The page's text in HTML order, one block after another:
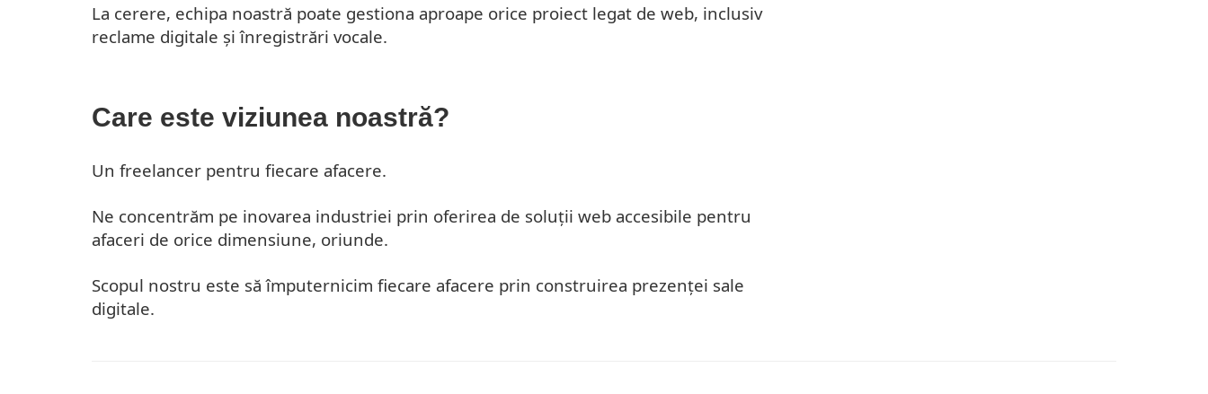
La cerere, echipa noastră poate gestiona aproape orice proiect legat de web, inclusiv
reclame digitale și înregistrări vocale.
Care este viziunea noastră?
Un freelancer pentru fiecare afacere.
Ne concentrăm pe inovarea industriei prin oferirea de soluții web accesibile pentru
afaceri de orice dimensiune, oriunde.
Scopul nostru este să împuternicim fiecare afacere prin construirea prezenței sale
digitale.